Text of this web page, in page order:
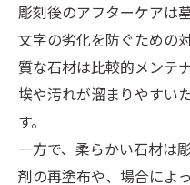
彫刻後のアフターケアは
文字の劣化を防ぐための
質な石材は比較的メンテ
埃や汚れが溜まりやすい
す。
一方で、柔らかい石材は
剤の再塗布や、場合によ